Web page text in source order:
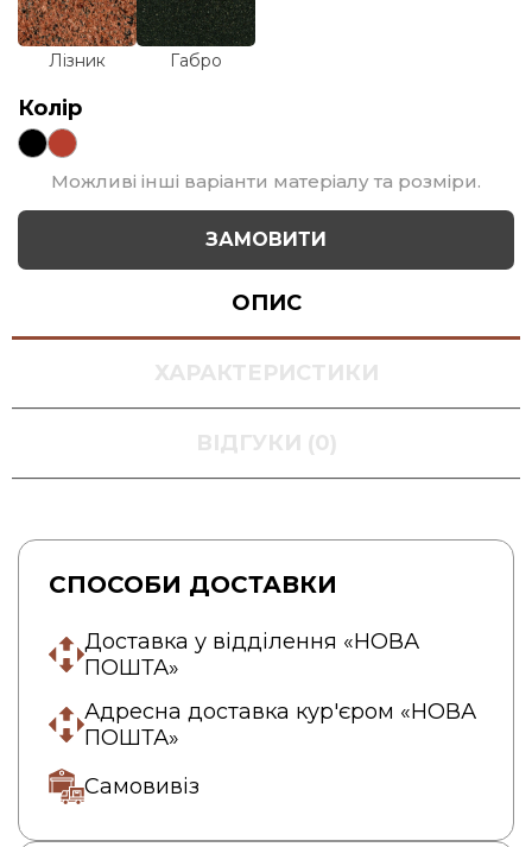
Лізник Габро
Колір
Можливі інші варіанти матеріалу та розміри.
ЗАМОВИТИ
ОПИС
ХАРАКТЕРИСТИКИ
ВІДГУКИ (0)
СПОСОБИ ДОСТАВКИ
Доставка у відділення «НОВА
ПОШТА»
Адресна доставка кур'єром «НОВА
ПОШТА»
Самовивіз